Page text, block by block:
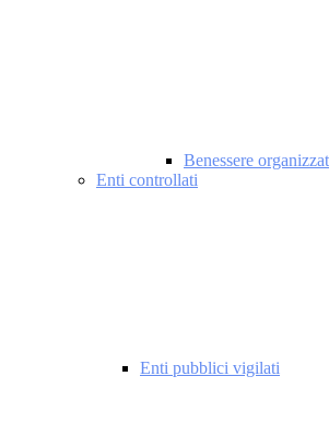
Benessere
Enti controllati
Enti pubblici vigilati